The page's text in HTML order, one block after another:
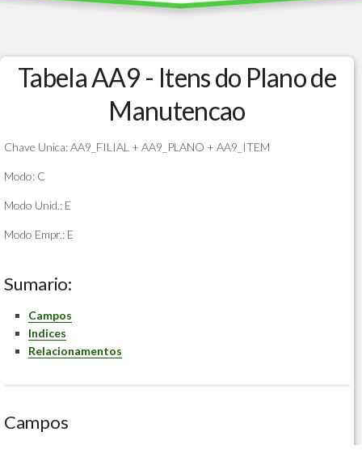
Tabela AA9 - Itens do Plano de
Manutencao
Chave Unica: AA9_FILIAL + AA9_PLANO + AA9_ITEM
Modo: C
Modo Unid.: E
Modo Empr.: E
Sumario:
Campos
Indices
Relacionamentos
Campos